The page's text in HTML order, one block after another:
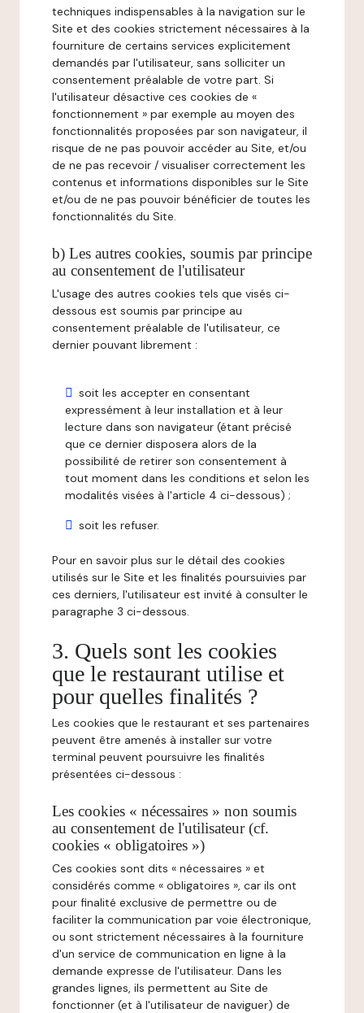
techniques indispensables à la navigation sur le
Site et des cookies strictement nécessaires à la
fourniture de certains services explicitement
demandés par l'utilisateur, sans solliciter un
consentement préalable de votre part. Si
l'utilisateur désactive ces cookies de «
fonctionnement » par exemple au moyen des
fonctionnalités proposées par son navigateur, il
risque de ne pas pouvoir accéder au Site, et/ou
de ne pas recevoir / visualiser correctement les
contenus et informations disponibles sur le Site
et/ou de ne pas pouvoir bénéficier de toutes les
fonctionnalités du Site.
b) Les autres cookies, soumis par principe
au consentement de l'utilisateur
L'usage des autres cookies tels que visés ci-
dessous est soumis par principe au
consentement préalable de l'utilisateur, ce
dernier pouvant librement :
soit les accepter en consentant
expressément à leur installation et à leur
lecture dans son navigateur (étant précisé
que ce dernier disposera alors de la
possibilité de retirer son consentement à
tout moment dans les conditions et selon les
modalités visées à l'article 4 ci-dessous) ;
soit les refuser.
Pour en savoir plus sur le détail des cookies
utilisés sur le Site et les finalités poursuivies par
ces derniers, l'utilisateur est invité à consulter le
paragraphe 3 ci-dessous.
3. Quels sont les cookies
que le restaurant utilise et
pour quelles finalités ?
Les cookies que le restaurant et ses partenaires
peuvent être amenés à installer sur votre
terminal peuvent poursuivre les finalités
présentées ci-dessous :
Les cookies « nécessaires » non soumis
au consentement de l'utilisateur (cf.
cookies « obligatoires »)
Ces cookies sont dits « nécessaires » et
considérés comme « obligatoires », car ils ont
pour finalité exclusive de permettre ou de
faciliter la communication par voie électronique,
ou sont strictement nécessaires à la fourniture
d'un service de communication en ligne à la
demande expresse de l'utilisateur. Dans les
grandes lignes, ils permettent au Site de
fonctionner (et à l'utilisateur de naviguer) de